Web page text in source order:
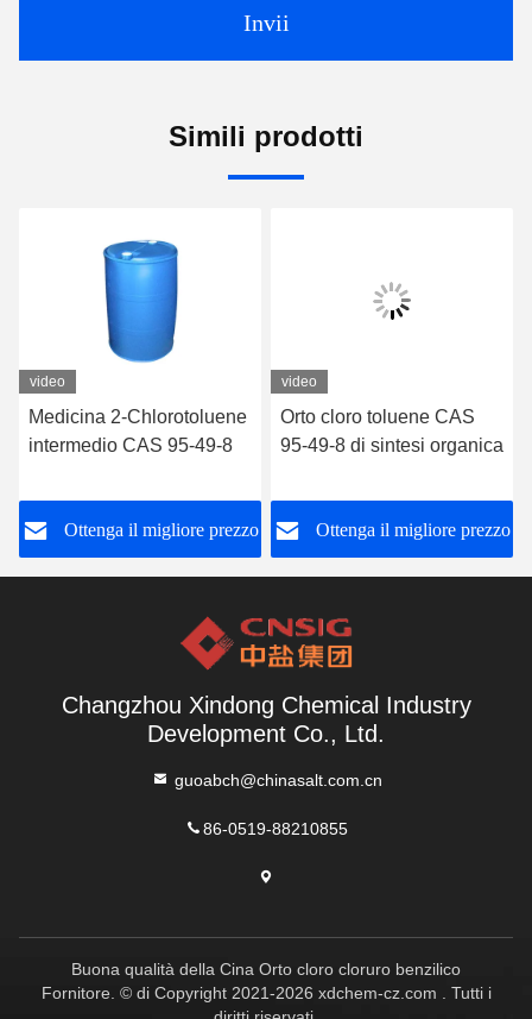
Invii
Simili prodotti
video
Medicina 2-Chlorotoluene
intermedio CAS 95-49-8
Ottenga il migliore prezzo
video
Orto cloro toluene CAS
95-49-8 di sintesi organica
Ottenga il migliore prezzo
Changzhou Xindong Chemical Industry
Development Co., Ltd.
guoabch@chinasalt.com.cn
86-0519-88210855
Buona qualità della Cina Orto cloro cloruro benzilico
Fornitore. © di Copyright 2021-2026 xdchem-cz.com . Tutti i